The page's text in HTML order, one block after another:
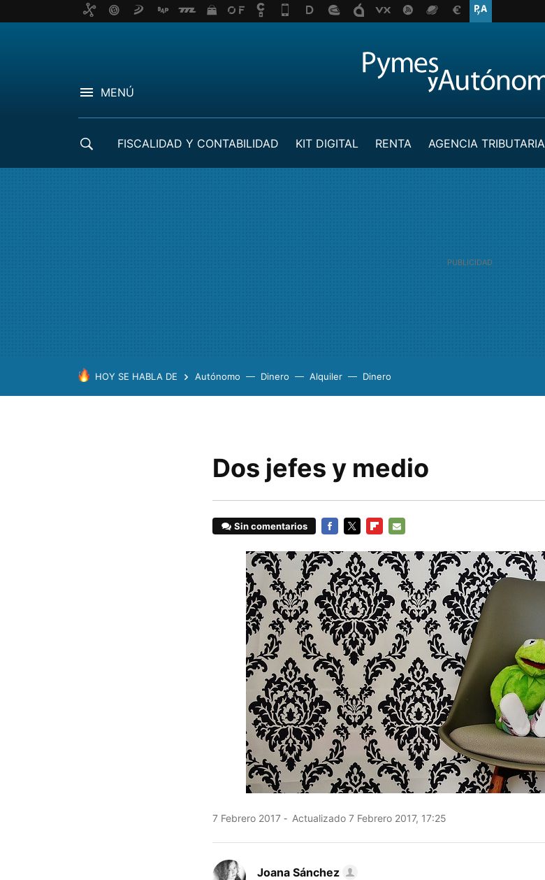
MENÚ
FISCALIDAD Y CONTABILIDAD KIT DIGITAL RENTA AGENCIA TRIBUTARIA
HOY SE HABLA DE Autónomo Dinero Alquiler Dinero
Dos jefes y medio
Sin comentarios
MAIL
7 Febrero 2017 Actualizado 7 Febrero 2017, 17:25
Joana Sánchez